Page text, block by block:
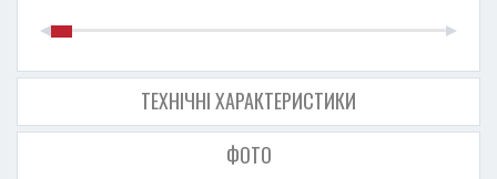
ТЕХНІЧНІ ХАРАКТЕРИСТИКИ
ФОТО